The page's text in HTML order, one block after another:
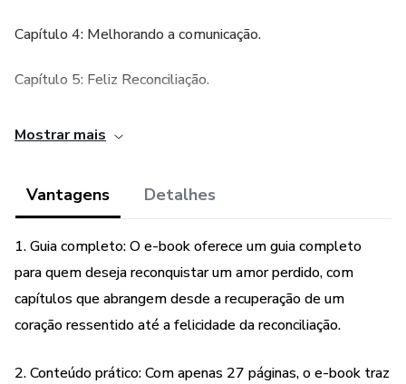
Capítulo 4: Melhorando a comunicação.
Capítulo 5: Feliz Reconciliação.
Mostrar mais
Vantagens Detalhes
1. Guia completo: O e-book oferece um guia completo
para quem deseja reconquistar um amor perdido, com
capítulos que abrangem desde a recuperação de um
coração ressentido até a felicidade da reconciliação.
2. Conteúdo prático: Com apenas 27 páginas, o e-book traz